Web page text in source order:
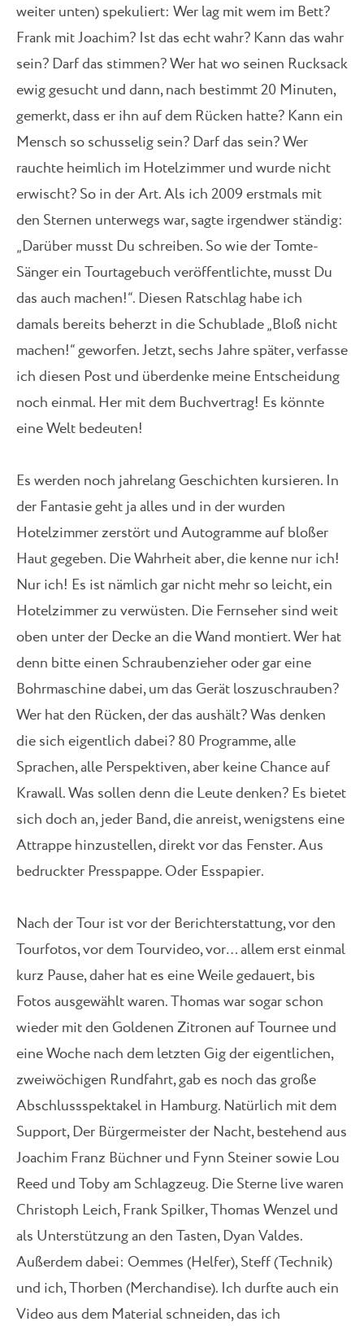
weiter unten) spekuliert: Wer lag mit wem im Bett?
Frank mit Joachim? Ist das echt wahr? Kann das wahr
sein? Darf das stimmen? Wer hat wo seinen Rucksack
ewig gesucht und dann, nach bestimmt 20 Minuten,
gemerkt, dass er ihn auf dem Rücken hatte? Kann ein
Mensch so schusselig sein? Darf das sein? Wer
rauchte heimlich im Hotelzimmer und wurde nicht
erwischt? So in der Art. Als ich 2009 erstmals mit
den Sternen unterwegs war, sagte irgendwer ständig:
„Darüber musst Du schreiben. So wie der Tomte-
Sänger ein Tourtagebuch veröffentlichte, musst Du
das auch machen!“. Diesen Ratschlag habe ich
damals bereits beherzt in die Schublade „Bloß nicht
machen!“ geworfen. Jetzt, sechs Jahre später, verfasse
ich diesen Post und überdenke meine Entscheidung
noch einmal. Her mit dem Buchvertrag! Es könnte
eine Welt bedeuten!
Es werden noch jahrelang Geschichten kursieren. In
der Fantasie geht ja alles und in der wurden
Hotelzimmer zerstört und Autogramme auf bloßer
Haut gegeben. Die Wahrheit aber, die kenne nur ich!
Nur ich! Es ist nämlich gar nicht mehr so leicht, ein
Hotelzimmer zu verwüsten. Die Fernseher sind weit
oben unter der Decke an die Wand montiert. Wer hat
denn bitte einen Schraubenzieher oder gar eine
Bohrmaschine dabei, um das Gerät loszuschrauben?
Wer hat den Rücken, der das aushält? Was denken
die sich eigentlich dabei? 80 Programme, alle
Sprachen, alle Perspektiven, aber keine Chance auf
Krawall. Was sollen denn die Leute denken? Es bietet
sich doch an, jeder Band, die anreist, wenigstens eine
Attrappe hinzustellen, direkt vor das Fenster. Aus
bedruckter Presspappe. Oder Esspapier.
Nach der Tour ist vor der Berichterstattung, vor den
Tourfotos, vor dem Tourvideo, vor… allem erst einmal
kurz Pause, daher hat es eine Weile gedauert, bis
Fotos ausgewählt waren. Thomas war sogar schon
wieder mit den Goldenen Zitronen auf Tournee und
eine Woche nach dem letzten Gig der eigentlichen,
zweiwöchigen Rundfahrt, gab es noch das große
Abschlussspektakel in Hamburg. Natürlich mit dem
Support, Der Bürgermeister der Nacht, bestehend aus
Joachim Franz Büchner und Fynn Steiner sowie Lou
Reed und Toby am Schlagzeug. Die Sterne live waren
Christoph Leich, Frank Spilker, Thomas Wenzel und
als Unterstützung an den Tasten, Dyan Valdes.
Außerdem dabei: Oemmes (Helfer), Steff (Technik)
und ich, Thorben (Merchandise). Ich durfte auch ein
Video aus dem Material schneiden, das ich